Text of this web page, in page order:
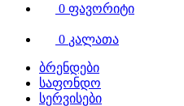
0 ფავორიტი
0 კალათა
ბრენდები
საფონდო
სერვისები